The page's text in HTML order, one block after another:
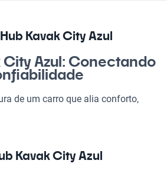
Kavak City Azul
City Azul: Conectando
de um carro que alia conforto,
conhecer o Fiat Hub Kavak City
a família e os amigos. Com uma
ainda garante um atendimento de
Kavak City Azul